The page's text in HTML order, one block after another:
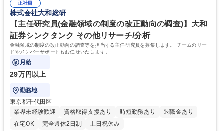
きます。■今後は新規開拓にも注力していく予定ですが、基本的には深耕
営業です。 募集職種 【ソリューション営業】事業会社/金融機関向け 大和
証券シンクタンク
なり、プロジェクト規模やビジネスインパクトの大きさは魅力の1つで
す。 ・ソリューション企画やマーケティング活動にもチャレンジできるポ
ジションです。 学歴・資格 学歴：大学院 大学 語学力： 資格：
正社員
株式会社大和総研
【主任研究員(金融領域の制度の改正動向の調査)】大和
証券シンクタンク その他リサーチ/分析
金融領域の制度の改正動向の調査等を担当する主任研究員を募集します。 チームのリー
ドやメンバーサポートもお任せいたします。
月給
29万円以上
勤務地
東京都千代田区
業界未経験歓迎
資格取得支援あり 時短勤務あり
退職金あり
在宅OK
完全週休2日制 土日祝休み